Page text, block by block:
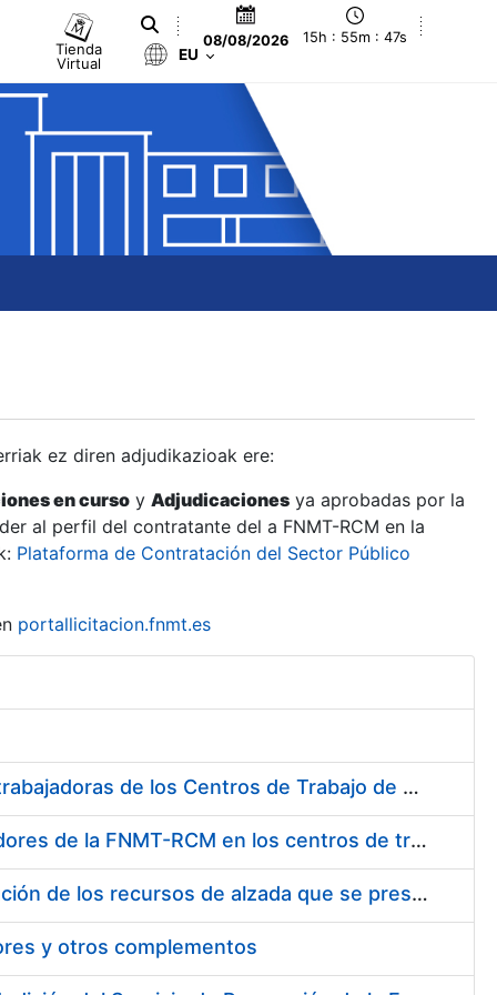
Tienda
Virtual
08/08/2026 15h : 55m : 47s
EU
ez diren adjudikazioak ere:
en curso y Adjudicaciones ya aprobadas por la
al perfil del contratante del a FNMT-RCM en la
Plataforma de Contratación del Sector Público
portallicitacion.fnmt.es
Suministro de Protectores Auditivos a medida para las personas trabajadoras de los Centros de Trabajo de Madrid y Burgos
Suministro de gafas graduadas antiproyecciones para los trabajadores de la FNMT-RCM en los centros de trabajo de Madrid y Burgos
Servicios de una empresa externa para el asesoramiento y resolución de los recursos de alzada que se presentan relacionados con procesos de selección para la FNMT-RCM
y otros complementos